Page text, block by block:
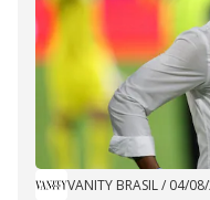
VANITY BRASIL/ 04/